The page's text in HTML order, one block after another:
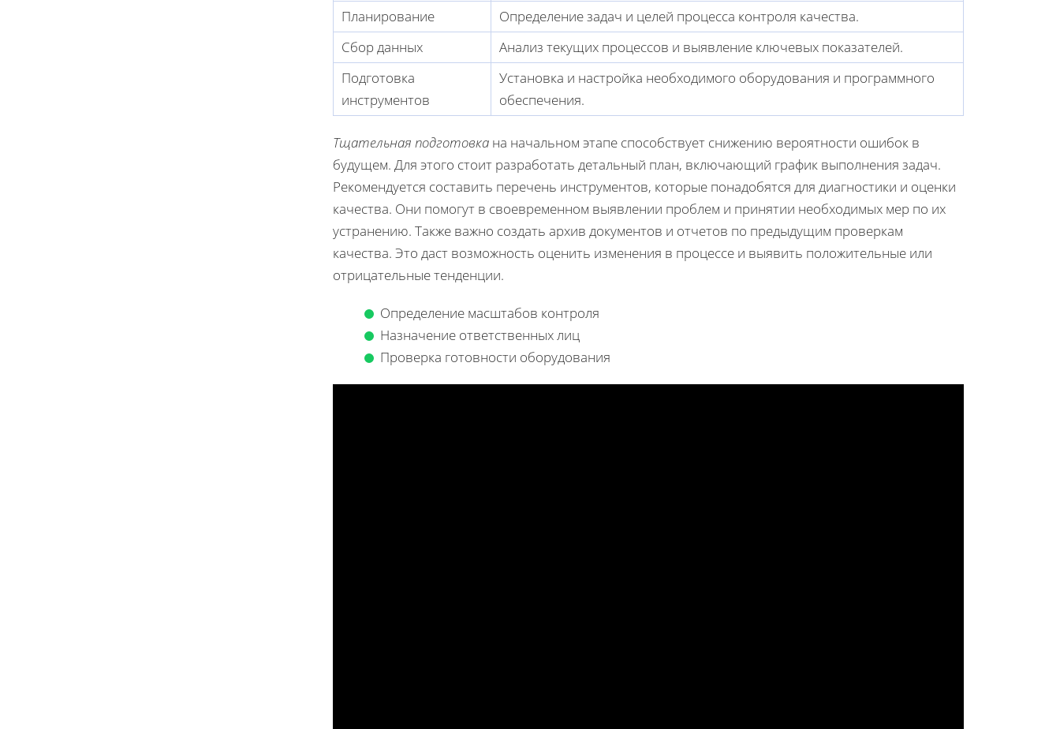
Планирование
Определение задач и целей процесса контроля качества.
Сбор данных
Анализ текущих процессов и выявление ключевых показателей.
Подготовка
инструментов
Установка и настройка необходимого оборудования и программного
обеспечения.
Тщательная подготовка на начальном этапе способствует снижению вероятности ошибок в
будущем. Для этого стоит разработать детальный план, включающий график выполнения задач.
Рекомендуется составить перечень инструментов, которые понадобятся для диагностики и оценки
качества. Они помогут в своевременном выявлении проблем и принятии необходимых мер по их
устранению. Также важно создать архив документов и отчетов по предыдущим проверкам
качества. Это даст возможность оценить изменения в процессе и выявить положительные или
отрицательные тенденции.
Определение масштабов контроля
Назначение ответственных лиц
Проверка готовности оборудования